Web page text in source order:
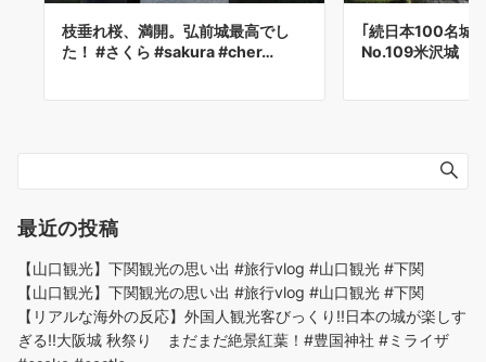
枝垂れ桜、満開。弘前城最高でし
た！ #さくら #sakura #cher…
｢続日本100名
No.109米沢城
最近の投稿
【山口観光】下関観光の思い出 #旅行vlog #山口観光 #下関
【山口観光】下関観光の思い出 #旅行vlog #山口観光 #下関
【リアルな海外の反応】外国人観光客びっくり!!日本の城が楽しす
ぎる!!大阪城 秋祭り まだまだ絶景紅葉！#豊国神社 #ミライザ